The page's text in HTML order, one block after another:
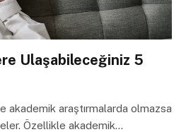
Ulaşabileceğiniz 5
akademik araştırmalarda olmazsa
Özellikle akademik…